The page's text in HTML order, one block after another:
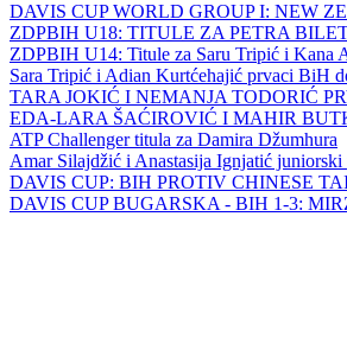
DAVIS CUP WORLD GROUP I: NEW
ZDPBIH U18: TITULE ZA PETRA
ZDPBIH U14: Titule za Saru Tripić i Kana
Sara Tripić i Adian Kurtćehajić prvaci BiH
TARA JOKIĆ I NEMANJA TODORIĆ
EDA-LARA ŠAĆIROVIĆ I MAHIR
ATP Challenger titula za Damira Džumhura
Amar Silajdžić i Anastasija Ignjatić
DAVIS CUP: BIH PROTIV CHINESE
DAVIS CUP BUGARSKA - BIH 1-3: